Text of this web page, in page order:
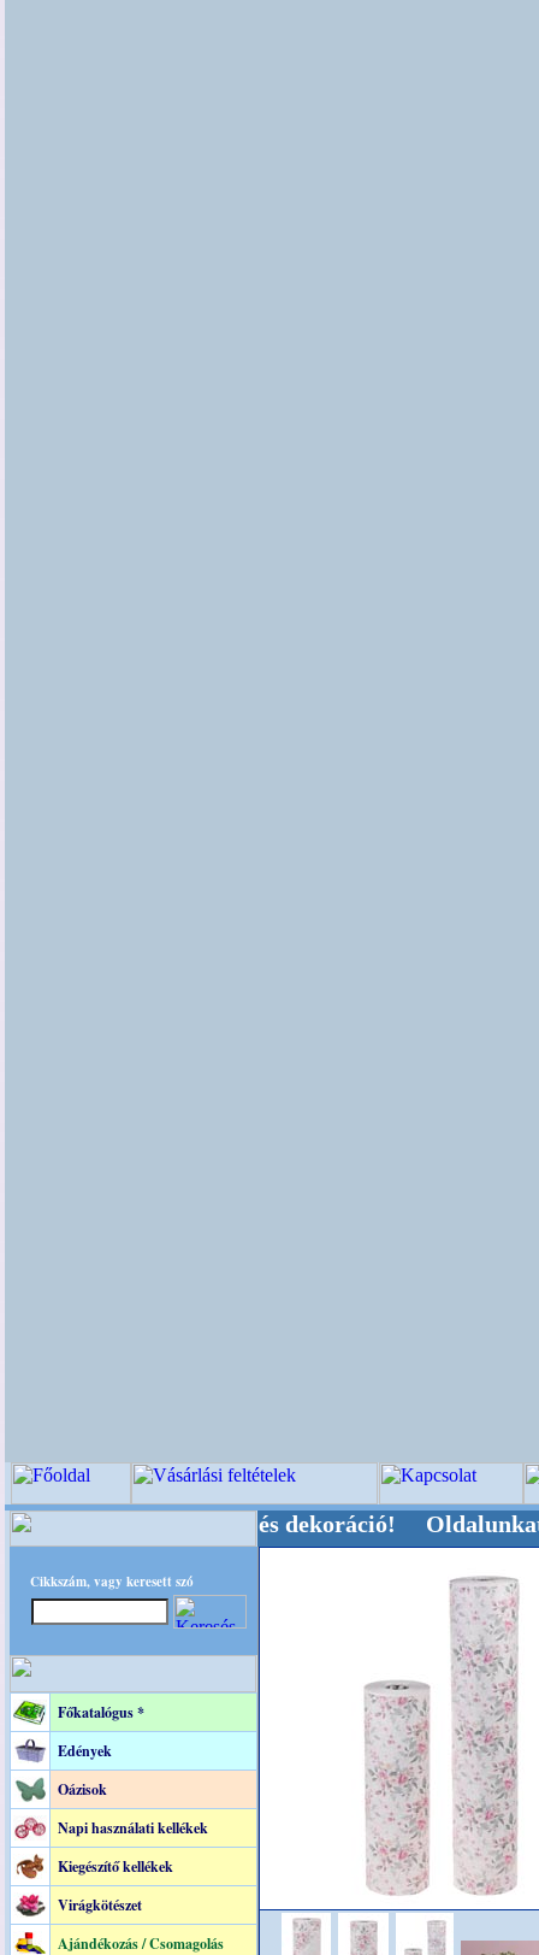
Cikkszám, vagy keresett szó
Főkatalógus *
Edények
Oázisok
Napi használati kellékek
Kiegészítő kellékek
Virágkötészet
Ajándékozás / Csomagolás
kellékek és dekoráció! Oldalunkat